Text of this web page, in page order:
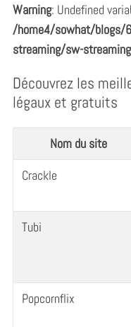
Warning: Undefined
/home4/sowhat/blogs/
streaming/sw-
Découvrez les
légaux et gratuits
Nom du site
Crackle
Tubi
Popcornflix